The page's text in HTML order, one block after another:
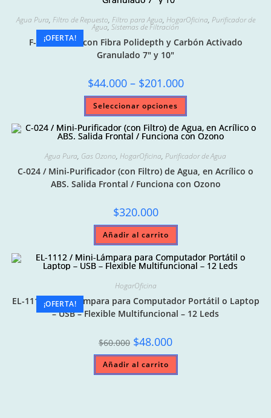
¡OFERTA!
Agua Pura, Filtro de Repuesto, Filtro para Agua, HogarOficina, Purificador de
Agua, Sistemas de Filtración
F-310 / Filtro con Fibra Polidepth y Carbón Activado
Granulado 7″ y 10″
$44.000 – $201.000Price
range:
$44.000
$201.000
Seleccionar opciones
Este
tiene
múltiples
variantes.
Las
se
pueden
elegir
en
Agua Pura, Gas Ozono, HogarOficina, Purificador de Agua
C-024 / Mini-Purificador (con Filtro) de Agua, en Acrílico o
ABS. Salida Frontal / Funciona con Ozono
$320.000
Añadir al carrito
¡OFERTA!
HogarOficina
EL-1112 / Mini-Lámpara para Computador Portátil o Laptop
– USB – Flexible Multifuncional – 12 Leds
$60.000 Original
price
was:
$60.000.
$48.000Current
is:
Añadir al carrito